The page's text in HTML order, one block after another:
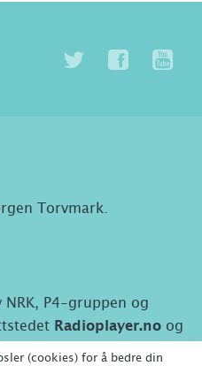
Torvmark.
NRK, P4-gruppen og
Radioplayer.no og
(cookies) for å bedre din